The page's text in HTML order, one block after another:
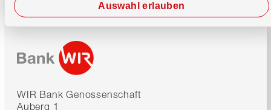
Auswahl erlauben
WIR Bank Genossenschaft
Auberg 1